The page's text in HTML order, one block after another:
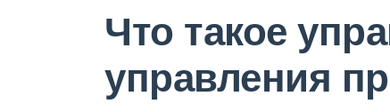
Что такое
управления